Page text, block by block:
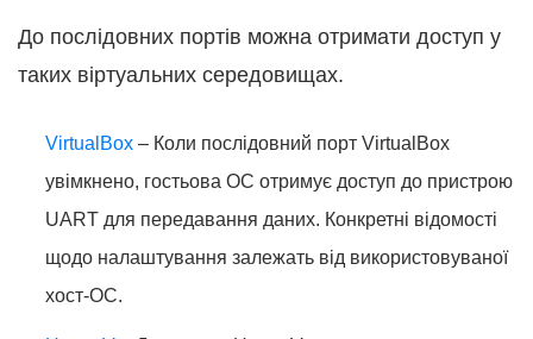
До послідовних портів можна отримати доступ у
таких віртуальних середовищах.
VirtualBox – Коли послідовний порт VirtualBox
увімкнено, гостьова ОС отримує доступ до пристрою
UART для передавання даних. Конкретні відомості
щодо налаштування залежать від використовуваної
хост-ОС.